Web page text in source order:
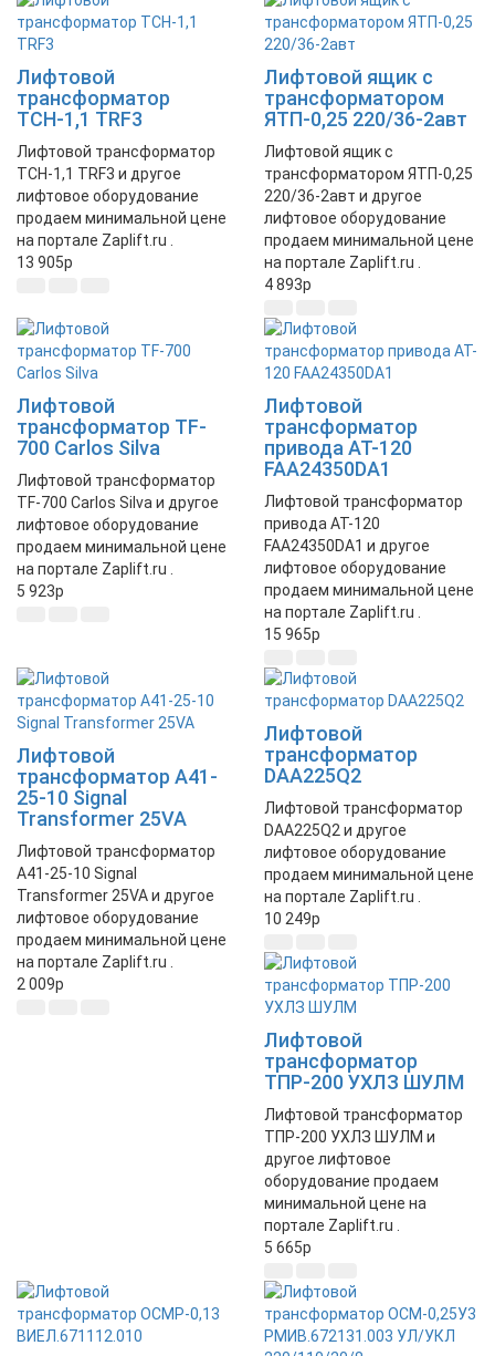
Лифтовой
трансформатор
ТСН-1,1 TRF3
Лифтовой трансформатор
ТСН-1,1 TRF3 и другое
лифтовое оборудование
продаем минимальной цене
на портале Zaplift.ru .
13 905p
Лифтовой ящик с
трансформатором
ЯТП-0,25 220/36-2авт
Лифтовой ящик с
трансформатором ЯТП-0,25
220/36-2авт и другое
лифтовое оборудование
продаем минимальной цене
на портале Zaplift.ru .
4 893p
Лифтовой
трансформатор TF-
700 Carlos Silva
Лифтовой трансформатор
TF-700 Carlos Silva и другое
лифтовое оборудование
продаем минимальной цене
на портале Zaplift.ru .
5 923p
Лифтовой
трансформатор
привода AT-120
FAA24350DA1
Лифтовой трансформатор
привода AT-120
FAA24350DA1 и другое
лифтовое оборудование
продаем минимальной цене
на портале Zaplift.ru .
15 965p
Лифтовой
трансформатор A41-
25-10 Signal
Transformer 25VA
Лифтовой трансформатор
A41-25-10 Signal
Transformer 25VA и другое
лифтовое оборудование
продаем минимальной цене
на портале Zaplift.ru .
2 009p
Лифтовой
трансформатор
DAA225Q2
Лифтовой трансформатор
DAA225Q2 и другое
лифтовое оборудование
продаем минимальной цене
на портале Zaplift.ru .
10 249p
Лифтовой
трансформатор
ТПР-200 УХЛЗ ШУЛМ
Лифтовой трансформатор
ТПР-200 УХЛЗ ШУЛМ и
другое лифтовое
оборудование продаем
минимальной цене на
портале Zaplift.ru .
5 665p